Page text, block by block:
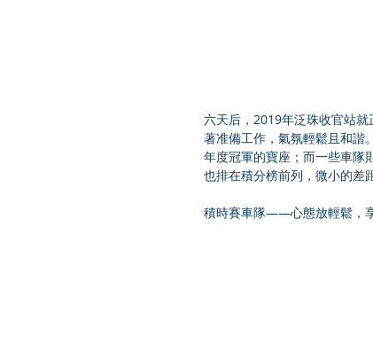
六天后，2019年泛珠收官站
著准備工作，氣氛輕鬆且和諧
年度冠軍的寶座；而一些車隊
也排在積分榜前列，微小的差
積時賽車隊——心態放輕鬆，